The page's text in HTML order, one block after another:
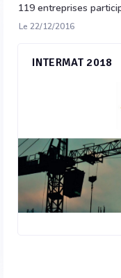
119 entreprises
Le 22/12/2016
INTERMAT 2018